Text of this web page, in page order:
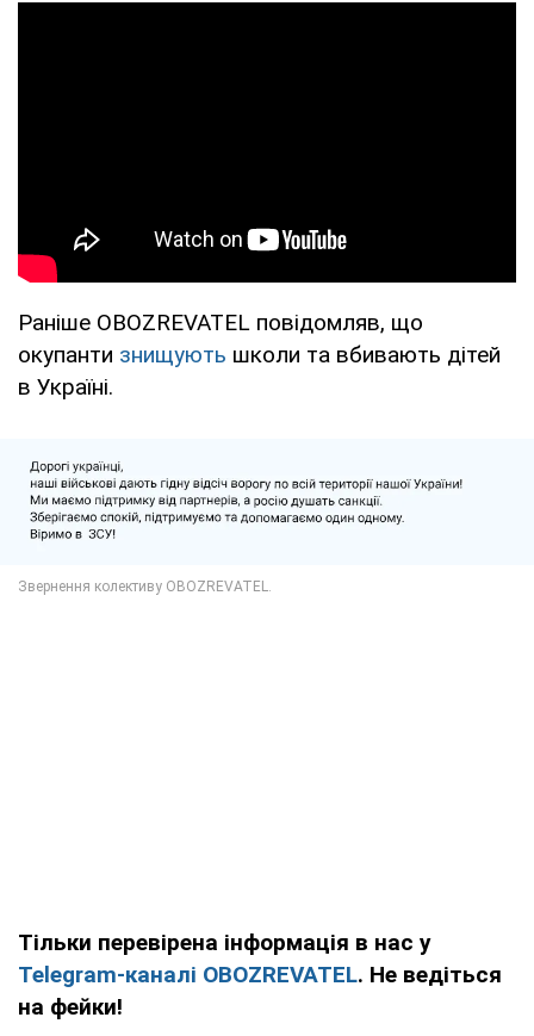
Раніше OBOZREVATEL повідомляв, що
окупанти знищують школи та вбивають дітей
в Україні.
Тільки перевірена інформація в нас у
Telegram-каналі OBOZREVATEL. Не ведіться
на фейки!